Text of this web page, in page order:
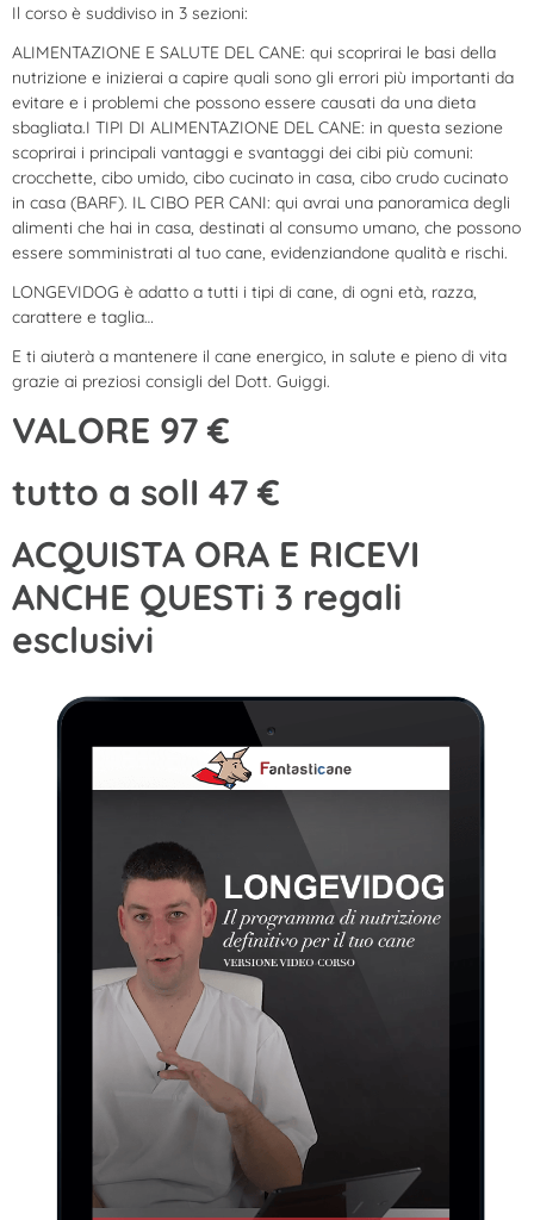
Il corso è suddiviso in 3 sezioni:
ALIMENTAZIONE E SALUTE DEL CANE: qui scoprirai le basi della
nutrizione e inizierai a capire quali sono gli errori più importanti da
evitare e i problemi che possono essere causati da una dieta
sbagliata.I TIPI DI ALIMENTAZIONE DEL CANE: in questa sezione
scoprirai i principali vantaggi e svantaggi dei cibi più comuni:
crocchette, cibo umido, cibo cucinato in casa, cibo crudo cucinato
in casa (BARF). IL CIBO PER CANI: qui avrai una panoramica degli
alimenti che hai in casa, destinati al consumo umano, che possono
essere somministrati al tuo cane, evidenziandone qualità e rischi.
LONGEVIDOG è adatto a tutti i tipi di cane, di ogni età, razza,
carattere e taglia…
E ti aiuterà a mantenere il cane energico, in salute e pieno di vita
grazie ai preziosi consigli del Dott. Guiggi.
VALORE 97 €
tutto a solI 47 €
ACQUISTA ORA E RICEVI
ANCHE QUESTi 3 regali
esclusivi